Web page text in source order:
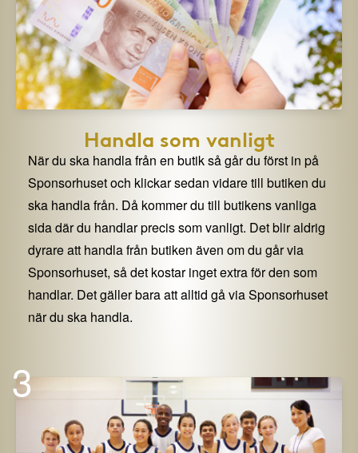
Handla som vanligt
När du ska handla från en butik så går du först in på
Sponsorhuset och klickar sedan vidare till butiken du
ska handla från. Då kommer du till butikens vanliga
sida där du handlar precis som vanligt. Det blir aldrig
dyrare att handla från butiken även om du går via
Sponsorhuset, så det kostar inget extra för den som
handlar. Det gäller bara att alltid gå via Sponsorhuset
när du ska handla.
3